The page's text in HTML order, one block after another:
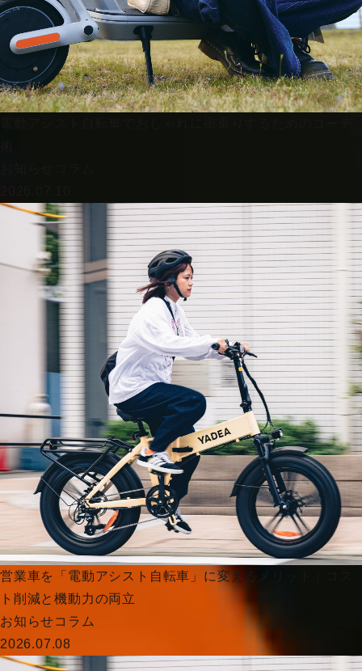
営業車を「電動アシスト自転車」に変えるメリット｜コス
ト削減と機動力の両立
お知らせコラム
2026.07.08